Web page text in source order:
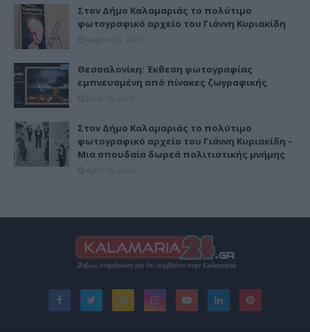
Στον Δήμο Καλαμαριάς το πολύτιμο
φωτογραφικό αρχείο του Γιάννη Κυριακίδη
Θεσσαλονίκη: Έκθεση φωτογραφίας
εμπνευσμένη από πίνακες ζωγραφικής
Στον Δήμο Καλαμαριάς το πολύτιμο
φωτογραφικό αρχείο του Γιάννη Κυριακίδη –
Μια σπουδαία δωρεά πολιτιστικής μνήμης